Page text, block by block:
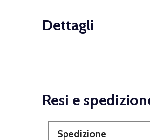
Dettagli
Resi e
Spedizione